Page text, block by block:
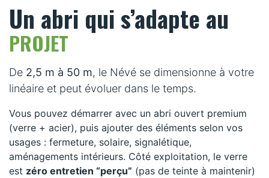
Un abri qui s’adapte au
PROJET
De 2,5 m à 50 m, le Névé se dimensionne à votre
linéaire et peut évoluer dans le temps.
Vous pouvez démarrer avec un abri ouvert premium
(verre + acier), puis ajouter des éléments selon vos
usages : fermeture, solaire, signalétique,
aménagements intérieurs. Côté exploitation, le verre
est zéro entretien “perçu” (pas de teinte à maintenir)